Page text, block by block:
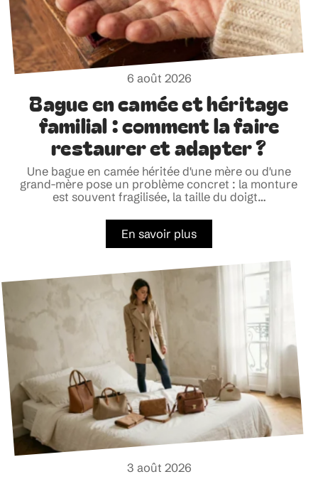
6 août 2026
Bague en camée et héritage
familial : comment la faire
restaurer et adapter ?
Une bague en camée héritée d'une mère ou d'une
grand-mère pose un problème concret : la monture
est souvent fragilisée, la taille du doigt…
En savoir plus
3 août 2026